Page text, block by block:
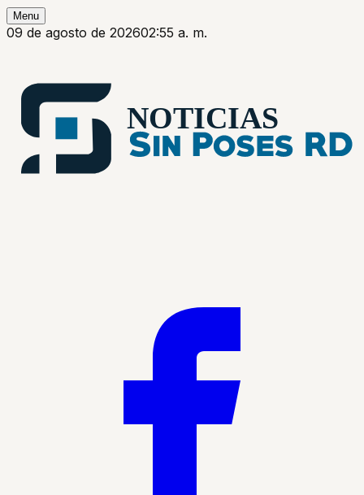
Menu
09 de agosto de 202602:55 a. m.